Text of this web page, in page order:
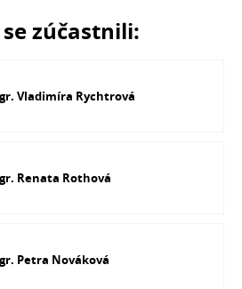
zúčastnili:
Vladimíra Rychtrová
Renata Rothová
Petra Nováková